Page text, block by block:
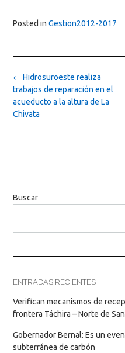
Posted in Gestion2012-2017
Post
navigation
← Hidrosuroeste realiza
trabajos de reparación en el
acueducto a la altura de La
Chivata
Buscar
ENTRADAS RECIENTES
Verifican mecanismos de
frontera Táchira – Norte de
Gobernador Bernal: Es un
subterránea de carbón